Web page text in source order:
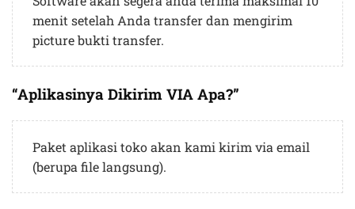
menit setelah Anda transfer dan mengirim
picture bukti transfer.
“Aplikasinya Dikirim VIA Apa?”
Paket aplikasi toko akan kami kirim via email
(berupa file langsung).